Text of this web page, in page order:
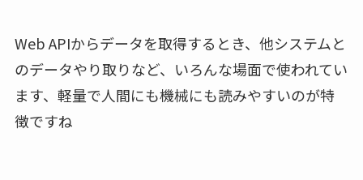
Web APIからデータを取得するとき、他システムと
のデータやり取りなど、いろんな場面で使われてい
ます、軽量で人間にも機械にも読みやすいのが特
徴ですね